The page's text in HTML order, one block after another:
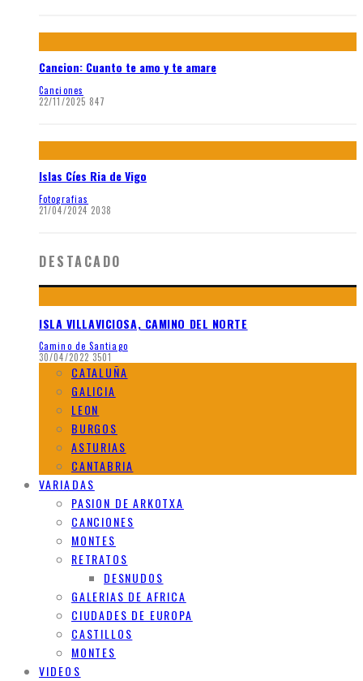
Cancion: Cuanto te amo y te amare
Canciones
22/11/2025 847
Islas Cíes Ria de Vigo
Fotografias
21/04/2024 2038
DESTACADO
ISLA VILLAVICIOSA, CAMINO DEL NORTE
Camino de Santiago
30/04/2022 3501
CATALUÑA
GALICIA
LEON
BURGOS
ASTURIAS
CANTABRIA
VARIADAS
PASION DE ARKOTXA
CANCIONES
MONTES
RETRATOS
DESNUDOS
GALERIAS DE AFRICA
CIUDADES DE EUROPA
CASTILLOS
MONTES
VIDEOS